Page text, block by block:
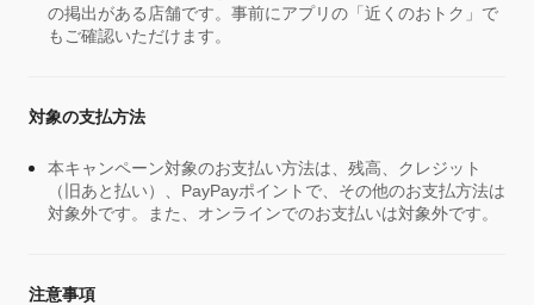
の掲出がある店舗です。事前にアプリの「近くのおトク」で
もご確認いただけます。
対象の支払方法
本キャンペーン対象のお支払い方法は、残高、クレジット
（旧あと払い）、PayPayポイントで、その他のお支払方法は
対象外です。また、オンラインでのお支払いは対象外です。
注意事項